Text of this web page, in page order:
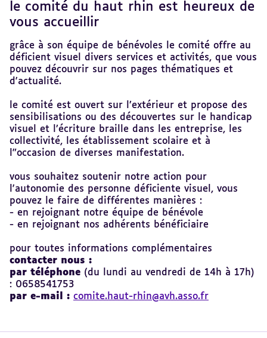
le comité du haut rhin est heureux de
vous accueillir
grâce à son équipe de bénévoles le comité offre au
déficient visuel divers services et activités, que vous
pouvez découvrir sur nos pages thématiques et
d'actualité.
le comité est ouvert sur l’extérieur et propose des
sensibilisations ou des découvertes sur le handicap
visuel et l’écriture braille dans les entreprise, les
collectivité, les établissement scolaire et à
l"occasion de diverses manifestation.
vous souhaitez soutenir notre action pour
l'autonomie des personne déficiente visuel, vous
pouvez le faire de différentes manières :
- en rejoignant notre équipe de bénévole
- en rejoignant nos adhérents bénéficiaire
pour toutes informations complémentaires
contacter nous :
par téléphone (du lundi au vendredi de 14h à 17h)
: 0658541753
par e-mail : comite.haut-rhin@avh.asso.fr
Revenir
au
sommaire